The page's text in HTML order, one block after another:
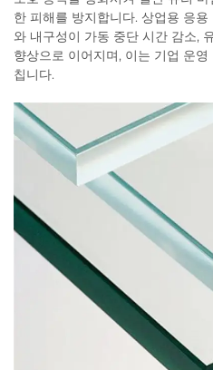
한 피해를 방지합니다. 상업용 응
와 내구성이 가동 중단 시간 감소,
향상으로 이어지며, 이는 기업 운
칩니다.